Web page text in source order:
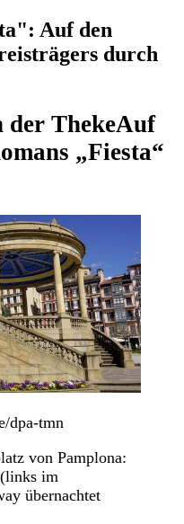
Auf den
durch
der ThekeAuf
„Fiesta“
dpa-tmn
von Pamplona:
im
übernachtet